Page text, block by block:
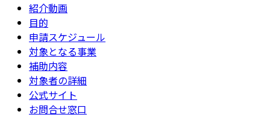
紹介動画
目的
申請スケジュール
対象となる事業
補助内容
対象者の詳細
公式サイト
お問合せ窓口